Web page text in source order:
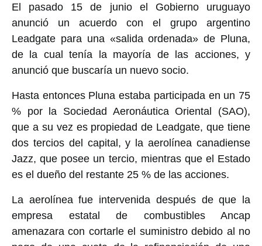
El pasado 15 de junio el Gobierno uruguayo
anunció un acuerdo con el grupo argentino
Leadgate para una «salida ordenada» de Pluna,
de la cual tenía la mayoría de las acciones, y
anunció que buscaría un nuevo socio.
Hasta entonces Pluna estaba participada en un 75
% por la Sociedad Aeronáutica Oriental (SAO),
que a su vez es propiedad de Leadgate, que tiene
dos tercios del capital, y la aerolínea canadiense
Jazz, que posee un tercio, mientras que el Estado
es el dueño del restante 25 % de las acciones.
La aerolínea fue intervenida después de que la
empresa estatal de combustibles Ancap
amenazara con cortarle el suministro debido al no